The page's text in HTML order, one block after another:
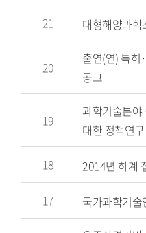
록
호,
작
21 대형해양과학
20
출연(연) 특허
공고
19
과학기술분야
대한 정책연
18 2014년 하계
17 국가과학기술